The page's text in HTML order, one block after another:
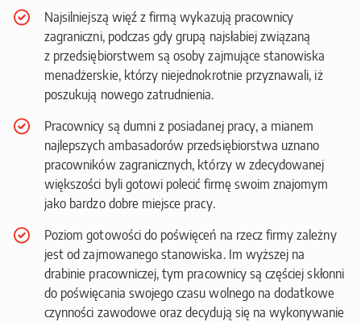
Najsilniejszą więź z firmą wykazują pracownicy
zagraniczni, podczas gdy grupą najsłabiej związaną
z przedsiębiorstwem są osoby zajmujące stanowiska
menadżerskie, którzy niejednokrotnie przyznawali, iż
poszukują nowego zatrudnienia.
Pracownicy są dumni z posiadanej pracy, a mianem
najlepszych ambasadorów przedsiębiorstwa uznano
pracowników zagranicznych, którzy w zdecydowanej
większości byli gotowi polecić firmę swoim znajomym
jako bardzo dobre miejsce pracy.
Poziom gotowości do poświęceń na rzecz firmy zależny
jest od zajmowanego stanowiska. Im wyższej na
drabinie pracowniczej, tym pracownicy są częściej skłonni
do poświęcania swojego czasu wolnego na dodatkowe
czynności zawodowe oraz decydują się na wykonywanie